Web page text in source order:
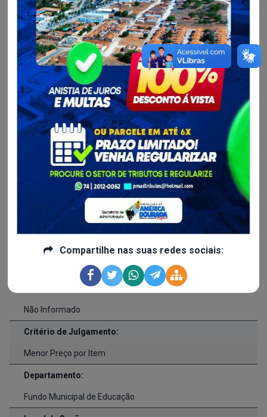
Compartilhe nas suas redes sociais:
EQUIPAMENTOS DE INFORMÁTICA DESTINADOS À
INSTALAÇÃO DE LABORATÓRIO NA ESCOLA NECY
NOVAES, LOCALIZADA NO DISTRITO DE PREVENIDO,
AMÉRICA DOURADA-BA
Nº da Licitação:
010/2026
Publicado em:
16/03/2026 às 17h16
Realização em:
26/03/2026 às 15h00
Processo Administrtivo:
Valor Licitado:
Forma de Fornecimento:
Não Informado
Critério de Julgamento:
Menor Preço por Item
Departamento:
Fundo Municipal de Educação